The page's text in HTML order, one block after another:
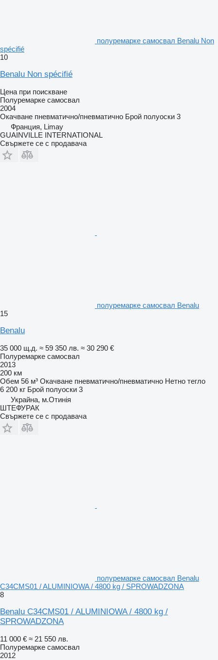
полуремарке самосвал Benalu Non
spécifié
10
Benalu Non spécifié
Цена при поискване
Полуремарке самосвал
2004
Окачване пневматично/пневматично Брой полуоски 3
Франция, Limay
GUAINVILLE INTERNATIONAL
Свържете се с продавача
полуремарке самосвал Benalu
15
Benalu
35 000 щ.д. ≈ 59 350 лв. ≈ 30 290 €
Полуремарке самосвал
2013
200 км
Обем 56 м³ Окачване пневматично/пневматично Нетно тегло
6 200 кг Брой полуоски 3
Украйна, м.Отинія
ШТЕФУРАК
Свържете се с продавача
полуремарке самосвал Benalu
C34CMS01 / ALUMINIOWA / 4800 kg / SPROWADZONA
8
Benalu C34CMS01 / ALUMINIOWA / 4800 kg /
SPROWADZONA
11 000 € ≈ 21 550 лв.
Полуремарке самосвал
2012